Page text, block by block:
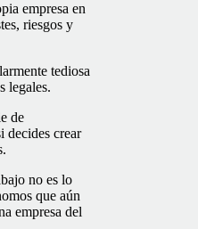
empresa en
riesgos y
tediosa
legales.
de
decides crear
no es lo
que aún
empresa del